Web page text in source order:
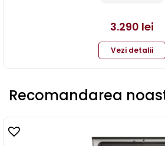
3.290 lei
Vezi detalii
Recomandarea